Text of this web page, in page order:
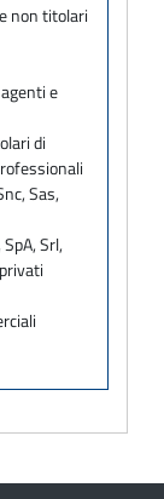
non titolari
e
di
Sas,
Srl,